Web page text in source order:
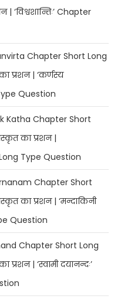
‘विश्वशान्तिः’ Chapter
Chapter Short Long
प्रशन | ‘कर्णस्य
Question
Katha Chapter Short
का प्रशन |
Type Question
Chapter Short
का प्रशन | ‘मन्दाकिनी
Question
Chapter Short Long
| ‘स्वामी दयानन्दः’